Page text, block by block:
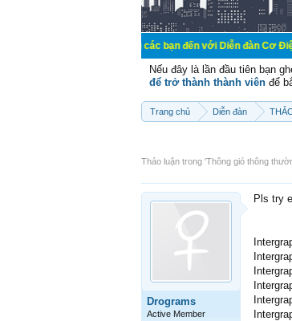
Chào mừng các bạn đến với Diễn đàn Cơ Điện -
Nếu đây là lần đầu tiên bạn
để trở thành thành viên để
Trang chủ Diễn đàn
Thảo luận trong 'Thông gió thông
Drograms
Active Member
Pls try